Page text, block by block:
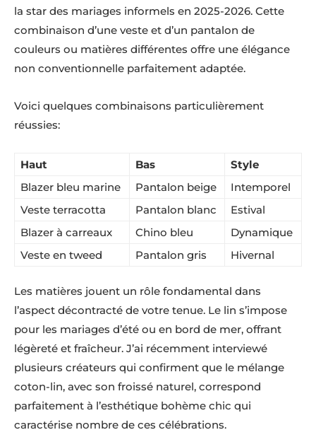
la star des mariages informels en 2025-2026. Cette
combinaison d’une veste et d’un pantalon de
couleurs ou matières différentes offre une élégance
non conventionnelle parfaitement adaptée.
Voici quelques combinaisons particulièrement
réussies:
Haut Bas
Style
Blazer bleu marine
Pantalon beige
Intemporel
Veste terracotta
Pantalon blanc
Estival
Blazer à carreaux
Chino bleu
Dynamique
Veste en tweed
Pantalon gris Hivernal
Les matières jouent un rôle fondamental dans
l’aspect décontracté de votre tenue. Le lin s’impose
pour les mariages d’été ou en bord de mer, offrant
légèreté et fraîcheur. J’ai récemment interviewé
plusieurs créateurs qui confirment que le mélange
coton-lin, avec son froissé naturel, correspond
parfaitement à l’esthétique bohème chic qui
caractérise nombre de ces célébrations.